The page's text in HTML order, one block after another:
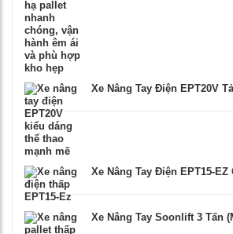
Xe Nâng Tay Điện EPT20V
Xe Nâng Tay Điện EPT15-EZ
Xe Nâng Tay Soonlift 3 Tấn